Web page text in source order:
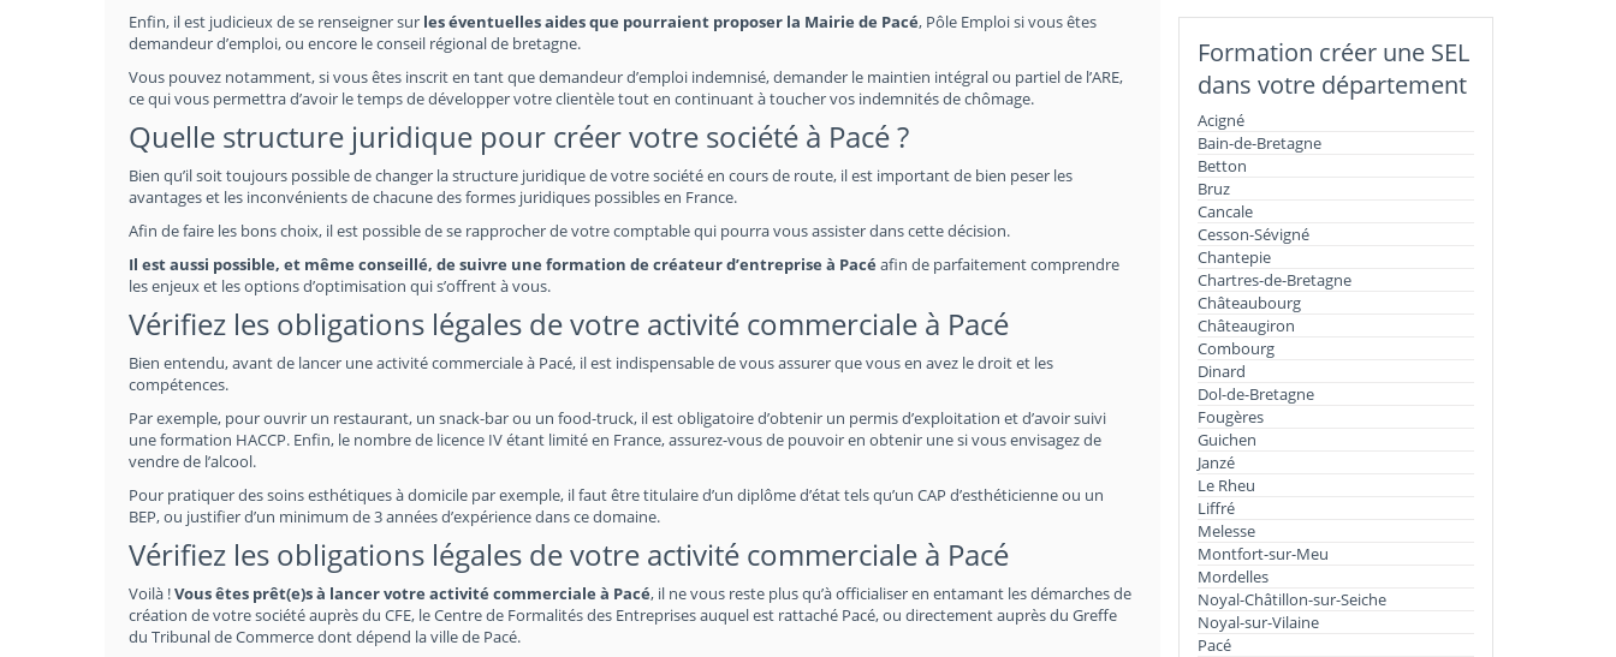
Enfin, il est judicieux de se renseigner sur les éventuelles aides que pourraient proposer la Mairie de Pacé, Pôle Emploi si vous êtes
demandeur d’emploi, ou encore le conseil régional de bretagne.
Vous pouvez notamment, si vous êtes inscrit en tant que demandeur d’emploi indemnisé, demander le maintien intégral ou partiel de l’ARE,
ce qui vous permettra d’avoir le temps de développer votre clientèle tout en continuant à toucher vos indemnités de chômage.
Quelle structure juridique pour créer votre société à Pacé ?
Bien qu’il soit toujours possible de changer la structure juridique de votre société en cours de route, il est important de bien peser les
avantages et les inconvénients de chacune des formes juridiques possibles en France.
Afin de faire les bons choix, il est possible de se rapprocher de votre comptable qui pourra vous assister dans cette décision.
Il est aussi possible, et même conseillé, de suivre une formation de créateur d’entreprise à Pacé afin de parfaitement comprendre
les enjeux et les options d’optimisation qui s’offrent à vous.
Vérifiez les obligations légales de votre activité commerciale à Pacé
Bien entendu, avant de lancer une activité commerciale à Pacé, il est indispensable de vous assurer que vous en avez le droit et les
compétences.
Par exemple, pour ouvrir un restaurant, un snack-bar ou un food-truck, il est obligatoire d’obtenir un permis d’exploitation et d’avoir suivi
une formation HACCP. Enfin, le nombre de licence IV étant limité en France, assurez-vous de pouvoir en obtenir une si vous envisagez de
vendre de l’alcool.
Pour pratiquer des soins esthétiques à domicile par exemple, il faut être titulaire d’un diplôme d’état tels qu’un CAP d’esthéticienne ou un
BEP, ou justifier d’un minimum de 3 années d’expérience dans ce domaine.
Vérifiez les obligations légales de votre activité commerciale à Pacé
Voilà !Vous êtes prêt(e)s à lancer votre activité commerciale à Pacé, il ne vous reste plus qu’à officialiser en entamant les démarches de
création de votre société auprès du CFE, le Centre de Formalités des Entreprises auquel est rattaché Pacé, ou directement auprès du Greffe
du Tribunal de Commerce dont dépend la ville de Pacé.
Formation créer une SEL
dans votre département
Acigné
Bain-de-Bretagne
Betton
Bruz
Cancale
Cesson-Sévigné
Chantepie
Chartres-de-Bretagne
Châteaubourg
Châteaugiron
Combourg
Dinard
Dol-de-Bretagne
Fougères
Guichen
Janzé
Le Rheu
Liffré
Melesse
Montfort-sur-Meu
Mordelles
Noyal-Châtillon-sur-Seiche
Noyal-sur-Vilaine
Pacé